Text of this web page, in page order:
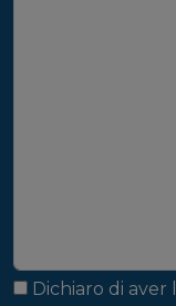
Dichiaro di